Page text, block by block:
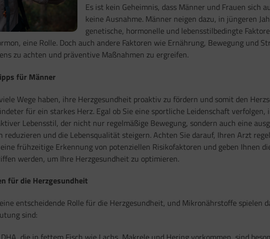
Es ist kein Geheimnis, dass Männer und Frauen sich
keine Ausnahme. Männer neigen dazu, in jüngeren
genetische, hormonelle und lebensstilbedingte
eine Rolle. Doch auch andere Faktoren wie Ernährung, Bewegung und
zu achten und präventive Maßnahmen zu ergreifen.
für Männer
Wege haben, ihre Herzgesundheit proaktiv zu fördern und somit den
für ein starkes Herz. Egal ob Sie eine sportliche Leidenschaft
Lebensstil, der nicht nur regelmäßige Bewegung, sondern auch eine
reduzieren und die Lebensqualität steigern. Achten Sie darauf, Ihren Arzt
frühzeitige Erkennung von potenziellen Risikofaktoren und geben Ihnen
werden, um Ihre Herzgesundheit zu optimieren.
für die Herzgesundheit
entscheidende Rolle für die Herzgesundheit, und Mikronährstoffe spielen
sind: